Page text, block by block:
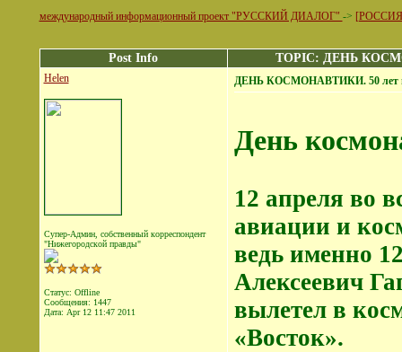
международный информационный проект "РУССКИЙ ДИАЛОГ" ->
Post Info TOPIC: ДЕНЬ
Helen
Супер-Админ, собственный корреспондент
"Нижегородской правды"
Статус: Offline
Сообщения: 1447
Дата: Apr 12 11:47 2011
ДЕНЬ КОСМОНАВТИКИ. 50 лет
День
12 апреля во
авиации и
ведь именно
Алексеевич
вылетел в
«Восток».